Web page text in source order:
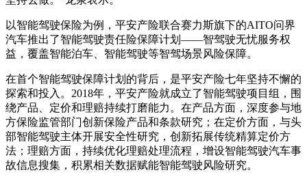
以智能驾驶保险为例，平安产险联合赛力斯旗下的AITO问界
汽车推出了智能驾驶责任险保障计划——智驾驶无忧服务权
益，覆盖智能泊车、智能驾驶等智驾场景风险保障。
在首个智能驾驶保障计划的背后，是平安产险七年坚持不懈的
探索和投入。2018年，平安产险就成立了智能驾驶项目组，围
绕产品、定价和理赔持续打磨能力。在产品方面，深度参与地
方保险监管部门创新保险产品和条款研究；在定价方面，与头
部智能驾驶主体开展安全性研究，创新拓展传统精算定价方
法；理赔方面，持续优化理赔处理流程，增设智能驾驶汽车事
故信息搜集，积累相关数据赋能智能驾驶风险研究。